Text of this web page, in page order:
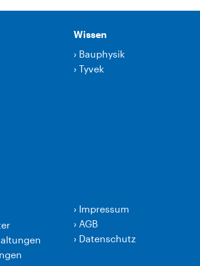
Wissen
› Bauphysik
› Tyvek
› Impressum
› AGB
› Datenschutz